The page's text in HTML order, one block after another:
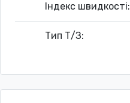
Індекс швидкості:
Тип Т/З: